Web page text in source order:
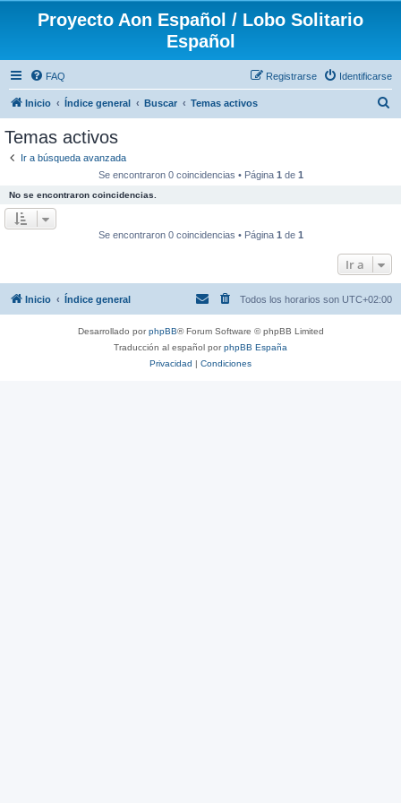
Proyecto Aon Español / Lobo Solitario
Español
FAQ Identificarse
Registrarse
Inicio Índice general Buscar Temas activos
Temas activos
Ir a búsqueda avanzada
Se encontraron 0 coincidencias • Página 1 de 1
No se encontraron coincidencias.
Se encontraron 0 coincidencias • Página 1 de 1
Ir a
Inicio Índice general Todos los horarios son UTC+02:00
Desarrollado porphpBB® Forum Software © phpBB Limited
Traducción al español porphpBB España
Privacidad | Condiciones